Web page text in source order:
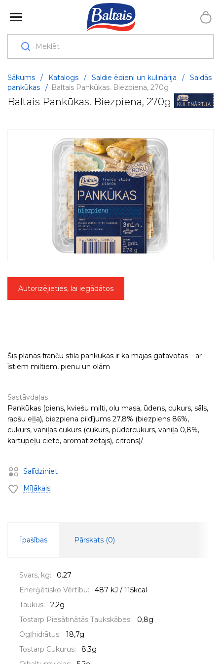
Sākums / Katalogs / Saldie ēdieni un kulinārija /
Saldās
pankūkas
/ Baltais Pankūkas. Biezpiena, 270g
Baltais Pankūkas. Biezpiena, 270g
Autorizējieties, lai iegādātos
Šīs plānās franču stila pankūkas ir kā mājās gatavotas – ar
īstiem miltiem, pienu un olām
Sastāvdaļas
Pankūkas (piens, kviešu milti, olu masa, ūdens, cukurs, sāls,
rapšu eļļa), biezpiena pildījums 27,8% (biezpiens 86%,
cukurs, vaniļas cukurs (cukurs, pūdercukurs, vaniļa 0,8%,
kartupeļu ciete, aromatizētājs), citrons)/
Salīdziniet
Mīļākais
Īpašības Pārskats (0)
Svars, kg:
0.27
Enerģētisko Vērtību:
487 kJ / 115kcal
Taukus:
2,2g
Tostarp Piesātinātās Taukskābes:
0,8g
Ogļhidrātus:
18,7g
Tostarp Cukurus:
8,3g